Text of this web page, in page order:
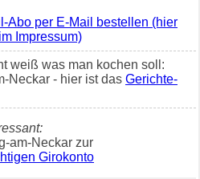
Abo per E-Mail bestellen (hier
Impressum)
weiß was man kochen soll:
Neckar - hier ist das Gerichte-
am-Neckar zur
Girokonto